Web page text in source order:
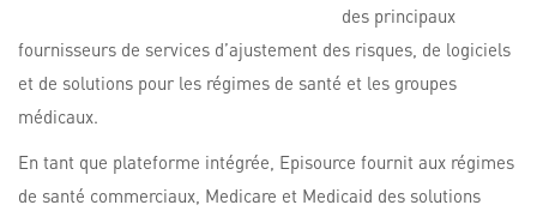
des principaux
fournisseurs de services d’ajustement des risques, de logiciels
et de solutions pour les régimes de santé et les groupes
médicaux.
En tant que plateforme intégrée, Episource fournit aux régimes
de santé commerciaux, Medicare et Medicaid des solutions